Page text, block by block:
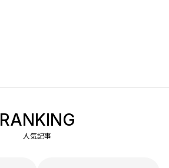
RANKING
人気記事